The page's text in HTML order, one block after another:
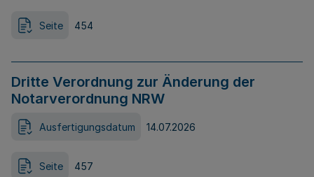
Seite 454
Dritte Verordnung zur Änderung der
Notarverordnung NRW
Ausfertigungsdatum 14.07.2026
Seite 457